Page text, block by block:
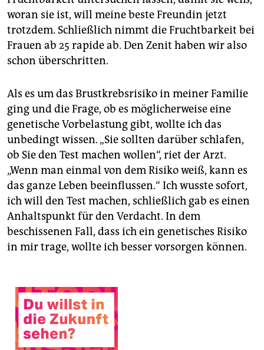
woran sie ist, will meine beste Freundin jetzt
trotzdem. Schließlich nimmt die Fruchtbarkeit bei
Frauen ab 25 rapide ab. Den Zenit haben wir also
schon überschritten.
Als es um das Brustkrebsrisiko in meiner Familie
ging und die Frage, ob es möglicherweise eine
genetische Vorbelastung gibt, wollte ich das
unbedingt wissen. „Sie sollten darüber schlafen,
ob Sie den Test machen wollen“, riet der Arzt.
„Wenn man einmal von dem Risiko weiß, kann es
das ganze Leben beeinflussen.“ Ich wusste sofort,
ich will den Test machen, schließlich gab es einen
Anhaltspunkt für den Verdacht. In dem
beschissenen Fall, dass ich ein genetisches Risiko
in mir trage, wollte ich besser vorsorgen können.